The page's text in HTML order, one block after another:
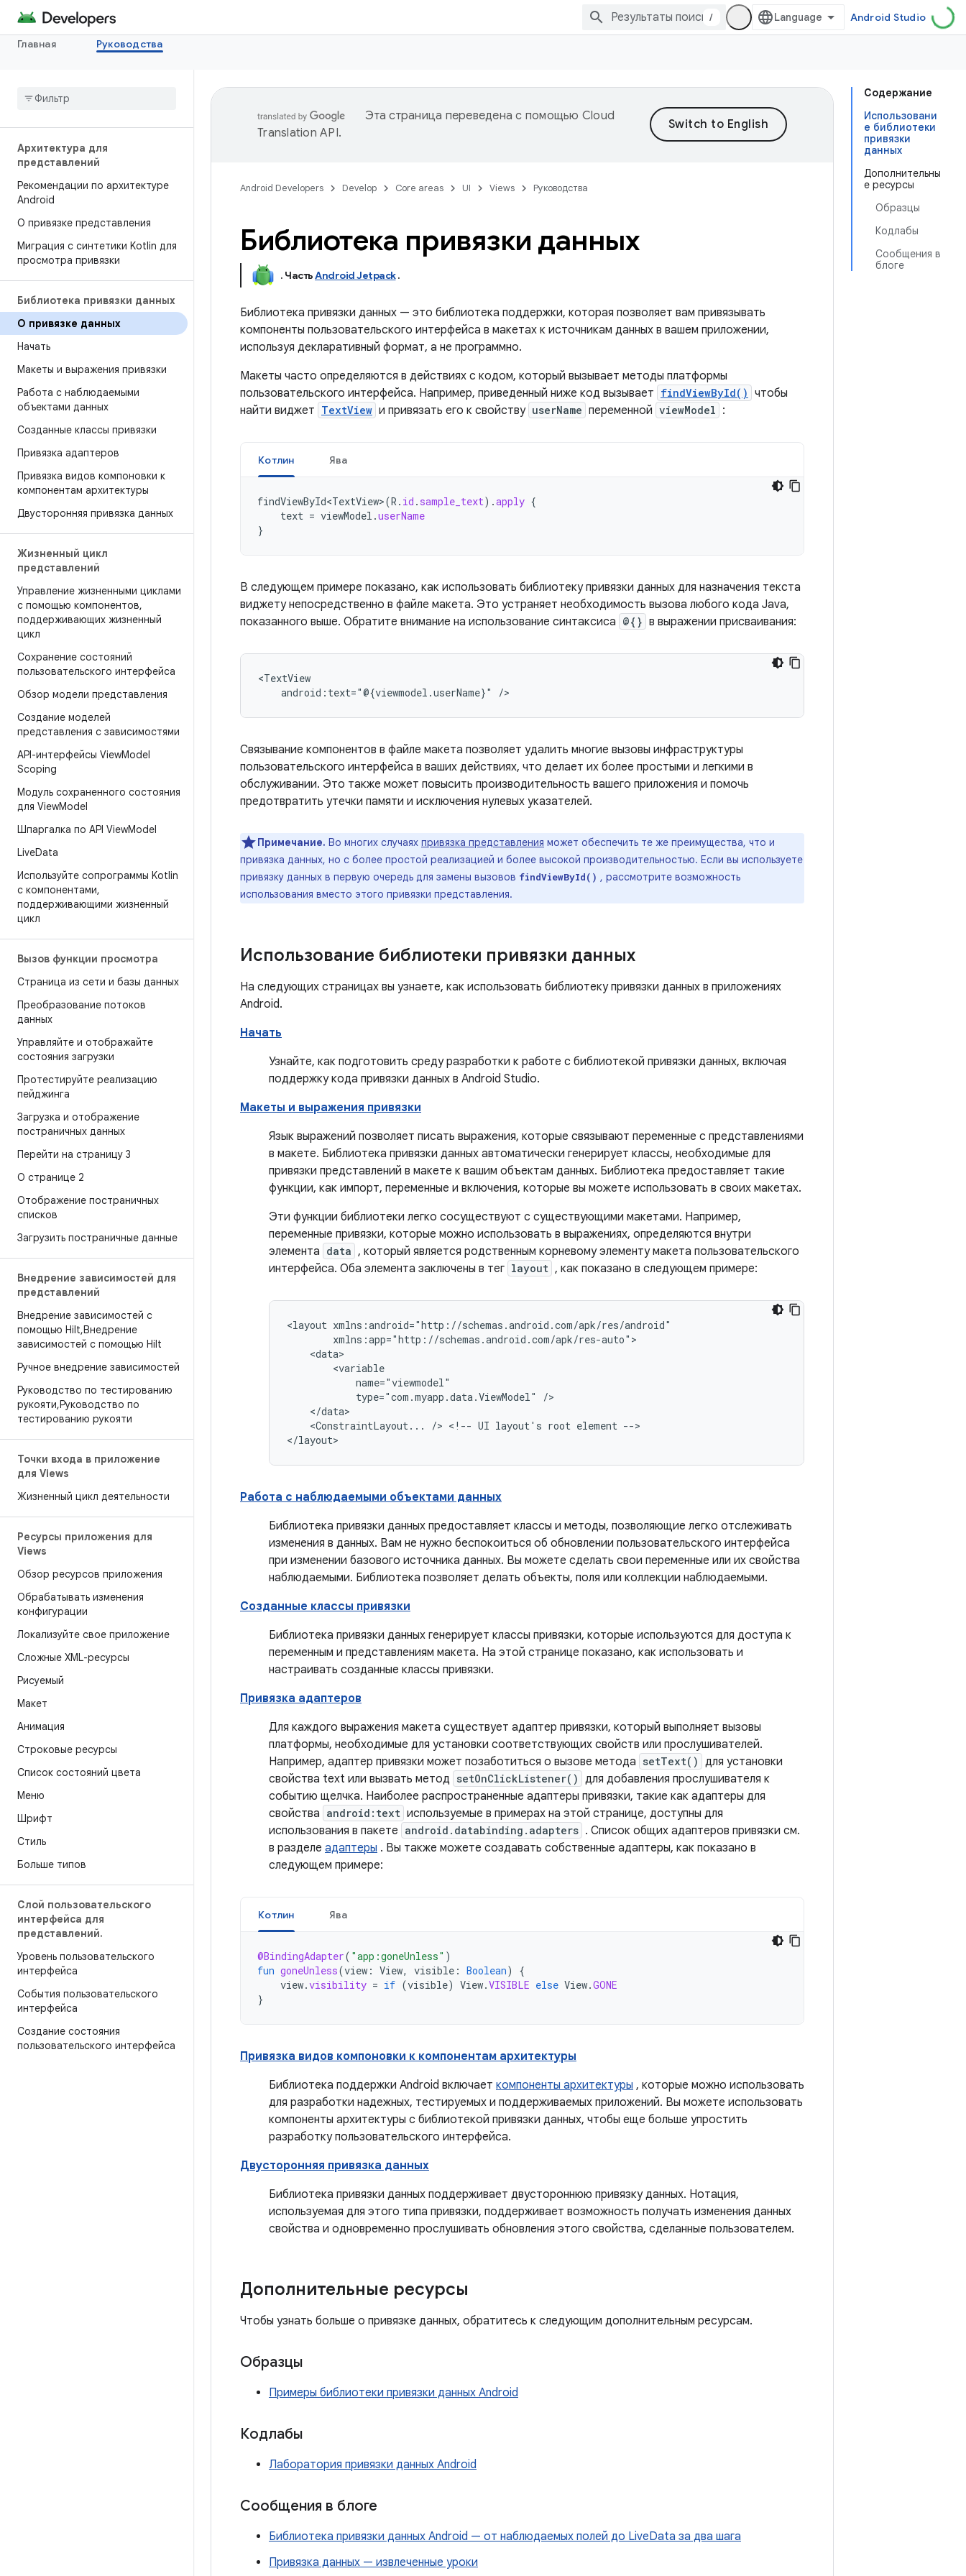
/ Android Studio
Главная Руководства
Архитектура для
представлений
Рекомендации по архитектуре
Android
О привязке представления
Миграция с синтетики Kotlin для
просмотра привязки
Библиотека привязки данных
О привязке данных
Начать
Макеты и выражения привязки
Работа с наблюдаемыми
объектами данных
Созданные классы привязки
Привязка адаптеров
Привязка видов компоновки к
компонентам архитектуры
Двусторонняя привязка данных
Жизненный цикл
представлений
Управление жизненными циклами
с помощью компонентов,
поддерживающих жизненный
цикл
Сохранение состояний
пользовательского интерфейса
Обзор модели представления
Создание моделей
представления с зависимостями
API-интерфейсы ViewModel
Scoping
Модуль сохраненного состояния
для ViewModel
Шпаргалка по API ViewModel
LiveData
Используйте сопрограммы Kotlin
с компонентами,
поддерживающими жизненный
цикл
Вызов функции просмотра
Страница из сети и базы данных
Преобразование потоков
данных
Управляйте и отображайте
состояния загрузки
Протестируйте реализацию
пейджинга
Загрузка и отображение
постраничных данных
Перейти на страницу 3
О странице 2
Отображение постраничных
списков
Загрузить постраничные данные
Внедрение зависимостей для
представлений
Внедрение зависимостей с
помощью Hilt,Внедрение
зависимостей с помощью Hilt
Ручное внедрение зависимостей
Руководство по тестированию
рукояти,Руководство по
тестированию рукояти
Точки входа в приложение
для Views
Жизненный цикл деятельности
Ресурсы приложения для
Views
Обзор ресурсов приложения
Обрабатывать изменения
конфигурации
Локализуйте свое приложение
Сложные XML-ресурсы
Рисуемый
Макет
Анимация
Строковые ресурсы
Список состояний цвета
Меню
Шрифт
Стиль
Больше типов
Слой пользовательского
интерфейса для
представлений.
Уровень пользовательского
интерфейса
События пользовательского
интерфейса
Создание состояния
пользовательского интерфейса
Содержание
Использовани
е библиотеки
привязки
данных
Дополнительны
е ресурсы
Образцы
Кодлабы
Сообщения в
блоге
Эта страница переведена с помощью Cloud
Translation API.
Android Developers Develop Core areas UI Views Руководства
Библиотека привязки данных
. ЧастьAndroid Jetpack.
Библиотека привязки данных — это библиотека поддержки, которая позволяет вам привязывать
компоненты пользовательского интерфейса в макетах к источникам данных в вашем приложении,
используя декларативный формат, а не программно.
Макеты часто определяются в действиях с кодом, который вызывает методы платформы
пользовательского интерфейса. Например, приведенный ниже код вызывает findViewById() чтобы
найти виджет TextView и привязать его к свойству userName переменной viewModel :
Котлин Ява
findViewById<TextView>(R . id . sample_text).apply {
text = viewModel .userName
}
В следующем примере показано, как использовать библиотеку привязки данных для назначения текста
виджету непосредственно в файле макета. Это устраняет необходимость вызова любого кода Java,
показанного выше. Обратите внимание на использование синтаксиса @{} в выражении присваивания:
android:text="@{viewmodel.userName}"
Связывание компонентов в файле макета позволяет удалить многие вызовы инфраструктуры
пользовательского интерфейса в ваших действиях, что делает их более простыми и легкими в
обслуживании. Это также может повысить производительность вашего приложения и помочь
предотвратить утечки памяти и исключения нулевых указателей.
Примечание. Во многих случаях привязка представления может обеспечить те же преимущества, что и
привязка данных, но с более простой реализацией и более высокой производительностью. Если вы используете
привязку данных в первую очередь для замены вызовов findViewById() , рассмотрите возможность
использования вместо этого привязки представления.
Использование библиотеки привязки данных
На следующих страницах вы узнаете, как использовать библиотеку привязки данных в приложениях
Android.
Начать
Узнайте, как подготовить среду разработки к работе с библиотекой привязки данных, включая
поддержку кода привязки данных в Android Studio.
Макеты и выражения привязки
Язык выражений позволяет писать выражения, которые связывают переменные с представлениями
в макете. Библиотека привязки данных автоматически генерирует классы, необходимые для
привязки представлений в макете к вашим объектам данных. Библиотека предоставляет такие
функции, как импорт, переменные и включения, которые вы можете использовать в своих макетах.
Эти функции библиотеки легко сосуществуют с существующими макетами. Например,
переменные привязки, которые можно использовать в выражениях, определяются внутри
элемента data , который является родственным корневому элементу макета пользовательского
интерфейса. Оба элемента заключены в тег layout , как показано в следующем примере:
<layout
type="com.myapp.data.ViewModel"
<ConstraintLayout...
/> <!-- UI layout's root element -->
Работа с наблюдаемыми объектами данных
Библиотека привязки данных предоставляет классы и методы, позволяющие легко отслеживать
изменения в данных. Вам не нужно беспокоиться об обновлении пользовательского интерфейса
при изменении базового источника данных. Вы можете сделать свои переменные или их свойства
наблюдаемыми. Библиотека позволяет делать объекты, поля или коллекции наблюдаемыми.
Созданные классы привязки
Библиотека привязки данных генерирует классы привязки, которые используются для доступа к
переменным и представлениям макета. На этой странице показано, как использовать и
настраивать созданные классы привязки.
Привязка адаптеров
Для каждого выражения макета существует адаптер привязки, который выполняет вызовы
платформы, необходимые для установки соответствующих свойств или прослушивателей.
Например, адаптер привязки может позаботиться о вызове метода setText() для установки
свойства text или вызвать метод setOnClickListener() для добавления прослушивателя к
событию щелчка. Наиболее распространенные адаптеры привязки, такие как адаптеры для
свойства android:text используемые в примерах на этой странице, доступны для
использования в пакете android.databinding.adapters . Список общих адаптеров привязки см.
в разделе адаптеры . Вы также можете создавать собственные адаптеры, как показано в
следующем примере:
Котлин Ява
@BindingAdapter( "app:goneUnless" )
fun goneUnless(view : View, visible : Boolean)
{
view.visibility = if (visible) View.VISIBLE else View.GONE
}
Привязка видов компоновки к компонентам архитектуры
Библиотека поддержки Android включает компоненты архитектуры , которые можно использовать
для разработки надежных, тестируемых и поддерживаемых приложений. Вы можете использовать
компоненты архитектуры с библиотекой привязки данных, чтобы еще больше упростить
разработку пользовательского интерфейса.
Двусторонняя привязка данных
Библиотека привязки данных поддерживает двустороннюю привязку данных. Нотация,
используемая для этого типа привязки, поддерживает возможность получать изменения данных
свойства и одновременно прослушивать обновления этого свойства, сделанные пользователем.
Дополнительные ресурсы
Чтобы узнать больше о привязке данных, обратитесь к следующим дополнительным ресурсам.
Образцы
Примеры библиотеки привязки данных Android
Кодлабы
Лаборатория привязки данных Android
Сообщения в блоге
Библиотека привязки данных Android — от наблюдаемых полей до LiveData за два шага
Привязка данных — извлеченные уроки